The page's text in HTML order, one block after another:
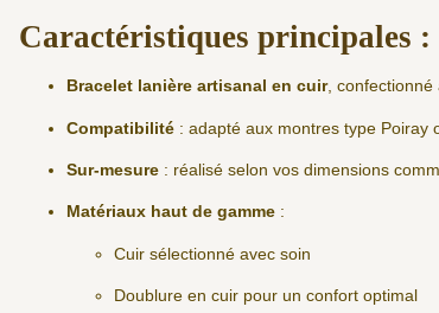
Caractéristiques principales :
Bracelet lanière artisanal en cuir, confectionné
Compatibilité : adapté aux montres type Poiray
Sur-mesure : réalisé selon vos dimensions
Matériaux haut de gamme :
Cuir sélectionné avec soin
Doublure en cuir pour un confort optimal